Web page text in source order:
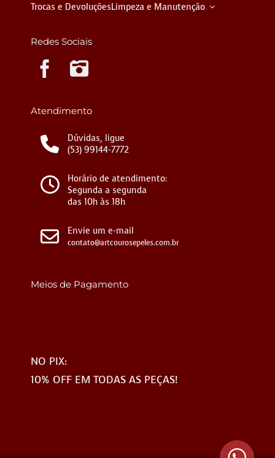
Trocas e DevoluçõesLimpeza e Manutenção
Redes Sociais
Atendimento
Dúvidas, ligue
(53) 99144-7772
Horário de atendimento:
Segunda a segunda
das 10h às 18h
Envie um e-mail
contato@artcourosepeles.com.br
Meios de Pagamento
NO PIX:
10% OFF EM TODAS AS PEÇAS!